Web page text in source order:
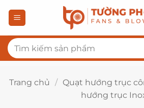
qua
dung
Tìm
kiếm:
Trang chủ / Quạt hướng trục
hướng trục